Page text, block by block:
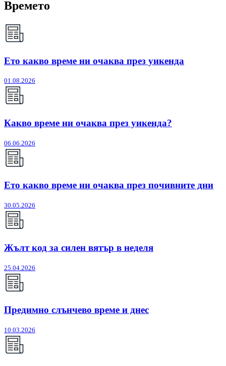
Времето
Ето какво време ни очаква през уикенда
01.08.2026
Какво време ни очаква през уикенда?
06.06.2026
Ето какво време ни очаква през почивните дни
30.05.2026
Жълт код за силен вятър в неделя
25.04.2026
Предимно слънчево време и днес
10.03.2026